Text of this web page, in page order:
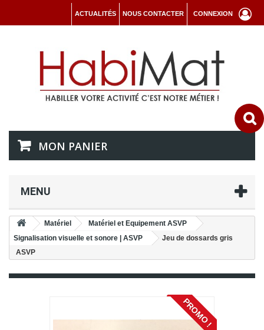
CONNEXION
NOUS CONTACTER
ACTUALITÉS
MON PANIER
MENU
Matériel
Matériel et Equipement ASVP
Signalisation visuelle et sonore | ASVP
Jeu de dossards gris
ASVP
PROMO !